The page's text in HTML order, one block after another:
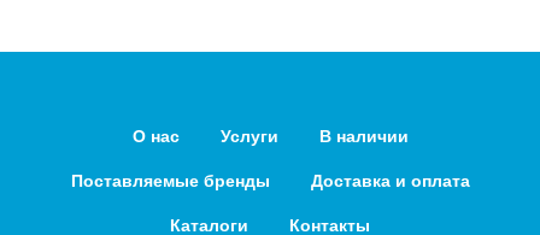
О нас Услуги В наличии
Поставляемые бренды Доставка и оплата
Каталоги Контакты